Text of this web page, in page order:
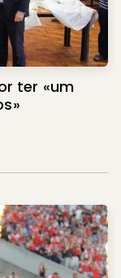
ter «um